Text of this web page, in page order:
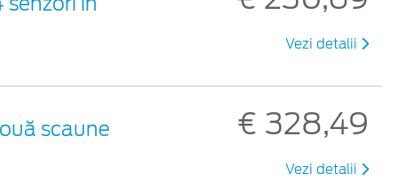
Vezi detalii
scaune € 328,49
Vezi detalii